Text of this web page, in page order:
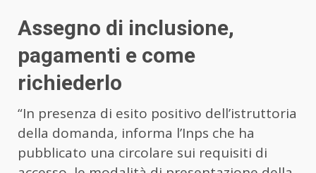
Assegno di inclusione,
pagamenti e come
richiederlo
“In presenza di esito positivo dell’istruttoria
della domanda, informa l’Inps che ha
pubblicato una circolare sui requisiti di